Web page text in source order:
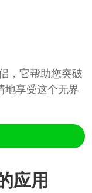
，它帮助您突破
地享受这个无界
应用